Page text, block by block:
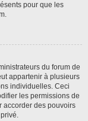
pour que les
du forum de
appartenir à plusieurs
individuelles. Ceci
les permissions de
accorder des pouvoirs